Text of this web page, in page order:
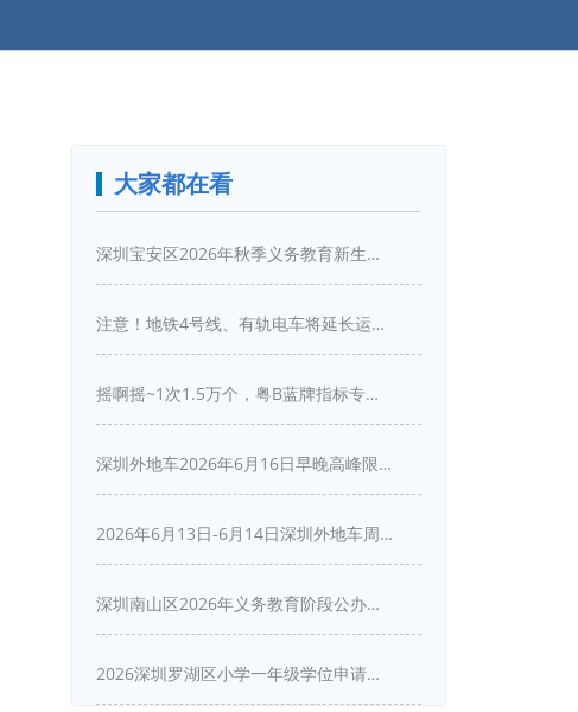
大家都在看
深圳宝安区2026年秋季义务教育新生入学指引
注意！地铁4号线、有轨电车将延长运营服务！
摇啊摇~1次1.5万个，粤B蓝牌指标专项摇号又来啦！
深圳外地车2026年6月16日早晚高峰限行详情
2026年6月13日-6月14日深圳外地车周末限行吗
深圳南山区2026年义务教育阶段公办学校新生入学申请指南
2026深圳罗湖区小学一年级学位申请指南